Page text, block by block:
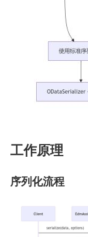
工作原理
序列化流程